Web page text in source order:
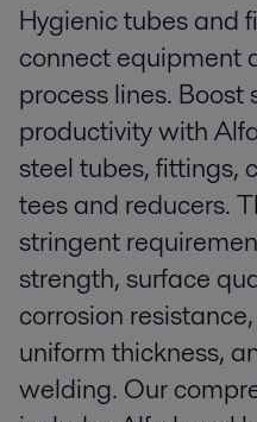
Hygienic tubes and
connect equipment
process lines.
productivity with
steel tubes, fittings,
tees and reducers.
stringent
strength, surface
corrosion
uniform thickness,
welding. Our